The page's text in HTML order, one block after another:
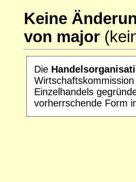
Keine
von major
Die
Einzelhandels
vorherrschende Form